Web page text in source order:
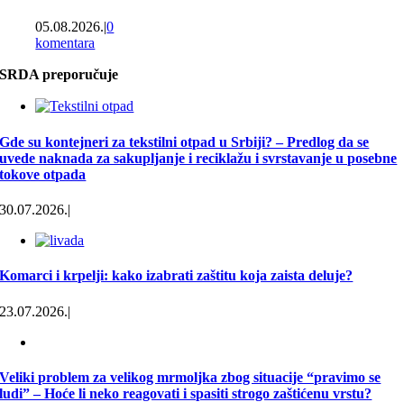
05.08.2026.|0
komentara
SRDA preporučuje
Gde su kontejneri za tekstilni otpad u Srbiji? – Predlog da se
uvede naknada za sakupljanje i reciklažu i svrstavanje u posebne
tokove otpada
30.07.2026.|
Komarci i krpelji: kako izabrati zaštitu koja zaista deluje?
23.07.2026.|
Veliki problem za velikog mrmoljka zbog situacije “pravimo se
ludi” – Hoće li neko reagovati i spasiti strogo zaštićenu vrstu?